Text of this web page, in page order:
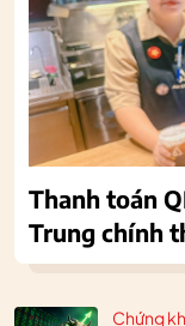
Chứng
Thanh toán
Trung chính